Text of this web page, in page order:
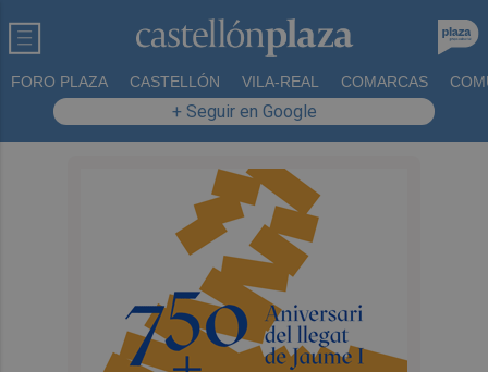
FORO PLAZA CASTELLÓN VILA-REAL COMARCAS
+ Seguir en Google